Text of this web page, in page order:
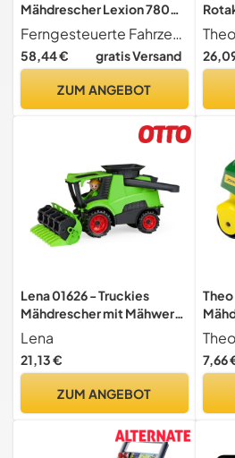
Mähdrescher Lexion 780
RC,Bunt
Ferngesteuerte Fahrzeuge, RC Fahrzeuge, Ready to Run, Ready to Fly, Ready to Swim, Happy People
58,44 € gratis Versand
ZUM ANGEBOT
für
Lena 01626 - Truckies
Mähdrescher mit Mähwerk,
stabiles Bauernhof
Fahrzeugset ca. 27 cm,
Spielfahrzeug Set mit Figur
Robustes Spielset für
Lena
21,13 €
ZUM ANGEBOT
Theo
7,66